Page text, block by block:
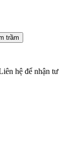
trầm
hệ để nhận tư